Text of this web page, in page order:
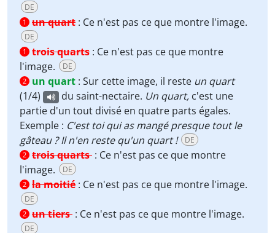
DE
1 un quart : Ce n'est pas ce que montre l'image.
DE
1 trois quarts : Ce n'est pas ce que montre
l'image.
DE
2 un quart : Sur cette image, il reste un quart
(1/4)
du saint-nectaire. Un quart, c'est une
partie d'un tout divisé en quatre parts égales.
Exemple : C'est toi qui as mangé presque tout le
gâteau ? Il n'en reste qu'un quart !
DE
2 trois quarts : Ce n'est pas ce que montre
l'image.
DE
2 la moitié : Ce n'est pas ce que montre l'image.
DE
2 un tiers : Ce n'est pas ce que montre l'image.
DE